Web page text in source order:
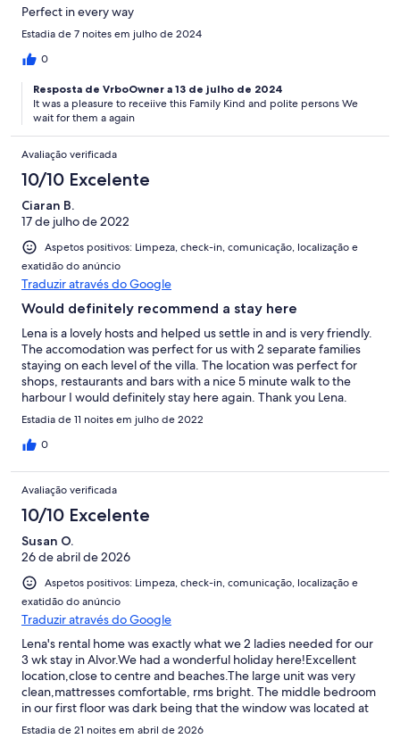
Perfect in every way
Estadia de 7 noites em julho de 2024
0
Resposta de VrboOwner a 13 de julho de 2024
It was a pleasure to receiive this Family Kind and polite persons We
wait for them a again
Avaliação verificada
10/10 Excelente
Ciaran B.
17 de julho de 2022
Aspetos positivos: Limpeza, check-in, comunicação, localização e
exatidão do anúncio
Traduzir através do Google
Would definitely recommend a stay here
Lena is a lovely hosts and helped us settle in and is very friendly.
The accomodation was perfect for us with 2 separate families
staying on each level of the villa. The location was perfect for
shops, restaurants and bars with a nice 5 minute walk to the
harbour I would definitely stay here again. Thank you Lena.
Estadia de 11 noites em julho de 2022
0
Avaliação verificada
10/10 Excelente
Susan O.
26 de abril de 2026
Aspetos positivos: Limpeza, check-in, comunicação, localização e
exatidão do anúncio
Traduzir através do Google
Lena's rental home was exactly what we 2 ladies needed for our
3 wk stay in Alvor.We had a wonderful holiday here!Excellent
location,close to centre and beaches.The large unit was very
clean,mattresses comfortable, rms bright. The middle bedroom
in our first floor was dark being that the window was located at
main door entrance and it was sealed. The 3rd bedroom in
Estadia de 21 noites em abril de 2026